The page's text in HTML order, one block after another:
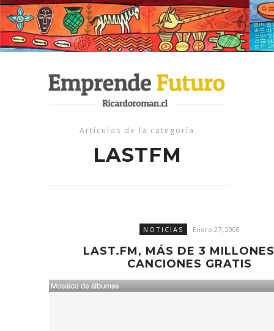
Artículos de la categoría
LASTFM
NOTICIAS Enero 27, 2008
LAST.FM, MÁS DE 3
CANCIONES GRATIS